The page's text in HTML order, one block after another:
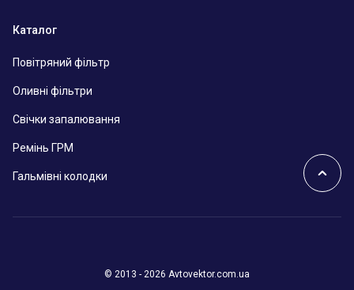
Каталог
Повітряний фільтр
Оливні фільтри
Свічки запалювання
Ремінь ГРМ
Гальмівні колодки
© 2013 - 2026 Avtovektor.com.ua